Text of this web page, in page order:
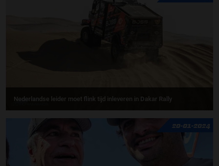
Nederlandse leider moet flink tijd inleveren in Dakar Rally
20-01-2024